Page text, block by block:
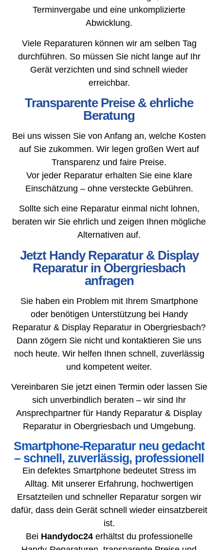
Terminvergabe und eine unkomplizierte
Abwicklung.
Viele Reparaturen können wir am selben Tag
durchführen. So müssen Sie nicht lange auf Ihr
Gerät verzichten und sind schnell wieder
erreichbar.
Transparente Preise & ehrliche
Beratung
Bei uns wissen Sie von Anfang an, welche Kosten
auf Sie zukommen. Wir legen großen Wert auf
Transparenz und faire Preise.
Vor jeder Reparatur erhalten Sie eine klare
Einschätzung – ohne versteckte Gebühren.
Sollte sich eine Reparatur einmal nicht lohnen,
beraten wir Sie ehrlich und zeigen Ihnen mögliche
Alternativen auf.
Jetzt Handy Reparatur & Display
Reparatur in Obergriesbach
anfragen
Sie haben ein Problem mit Ihrem Smartphone
oder benötigen Unterstützung bei Handy
Reparatur & Display Reparatur in Obergriesbach?
Dann zögern Sie nicht und kontaktieren Sie uns
noch heute. Wir helfen Ihnen schnell, zuverlässig
und kompetent weiter.
Vereinbaren Sie jetzt einen Termin oder lassen Sie
sich unverbindlich beraten – wir sind Ihr
Ansprechpartner für Handy Reparatur & Display
Reparatur in Obergriesbach und Umgebung.
Smartphone-Reparatur neu gedacht
– schnell, zuverlässig, professionell
Ein defektes Smartphone bedeutet Stress im
Alltag. Mit unserer Erfahrung, hochwertigen
Ersatzteilen und schneller Reparatur sorgen wir
dafür, dass dein Gerät schnell wieder einsatzbereit
ist.
Bei Handydoc24erhältst du professionelle